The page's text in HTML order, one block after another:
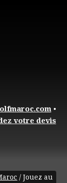
•
votre devis
/ Jouez au